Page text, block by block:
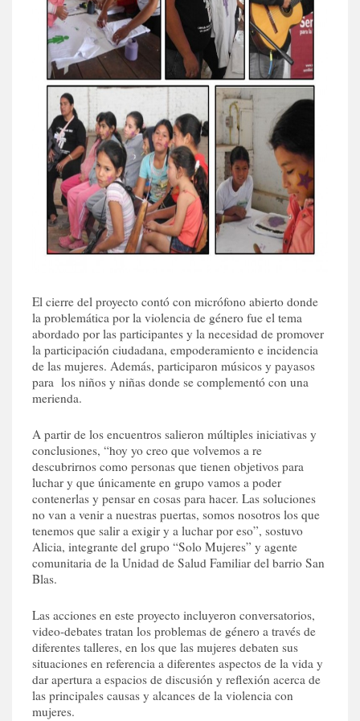
El cierre del proyecto contó con micrófono abierto donde
la problemática por la violencia de género fue el tema
abordado por las participantes y la necesidad de promover
la participación ciudadana, empoderamiento e incidencia
de las mujeres. Además, participaron músicos y payasos
para los niños y niñas donde se complementó con una
merienda.
A partir de los encuentros salieron múltiples iniciativas y
conclusiones, “hoy yo creo que volvemos a re
descubrirnos como personas que tienen objetivos para
luchar y que únicamente en grupo vamos a poder
contenerlas y pensar en cosas para hacer. Las soluciones
no van a venir a nuestras puertas, somos nosotros los que
tenemos que salir a exigir y a luchar por eso”, sostuvo
Alicia, integrante del grupo “Solo Mujeres” y agente
comunitaria de la Unidad de Salud Familiar del barrio San
Blas.
Las acciones en este proyecto incluyeron conversatorios,
video-debates tratan los problemas de género a través de
diferentes talleres, en los que las mujeres debaten sus
situaciones en referencia a diferentes aspectos de la vida y
dar apertura a espacios de discusión y reflexión acerca de
las principales causas y alcances de la violencia con
mujeres.